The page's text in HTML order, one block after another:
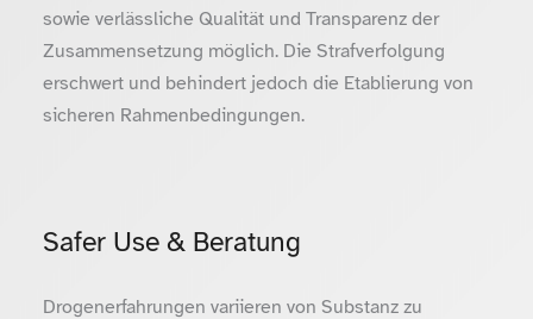
sowie verlässliche Qualität und Transparenz der
Zusammensetzung möglich. Die Strafverfolgung
erschwert und behindert jedoch die Etablierung von
sicheren Rahmenbedingungen.
Safer Use & Beratung
Drogenerfahrungen variieren von Substanz zu